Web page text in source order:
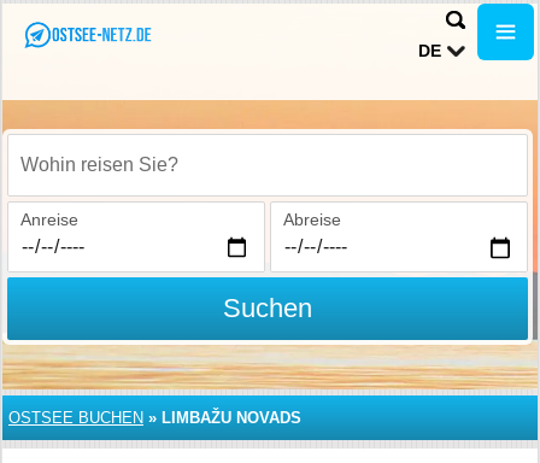
DE
Wohin reisen Sie?
Anreise Abreise
Suchen
OSTSEE BUCHEN » LIMBAŽU NOVADS